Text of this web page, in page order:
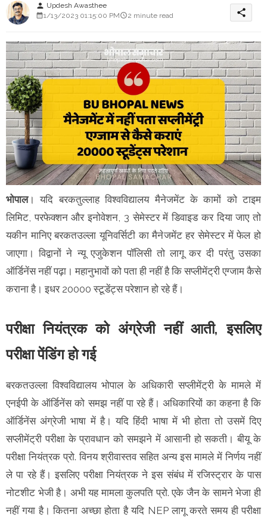
person Updesh Awasthee
1/13/2023 01:15:00 PM
2 minute read share
भोपाल। यदि बरकतुल्लाह विश्वविद्यालय मैनेजमेंट के कामों को टाइम
लिमिट, परफेक्शन और इनोवेशन, 3 सेमेस्टर में डिवाइड कर दिया जाए तो
यकीन मानिए बरकतउल्ला यूनिवर्सिटी का मैनेजमेंट हर सेमेस्टर में फेल हो
जाएगा। विद्वानों ने न्यू एजुकेशन पॉलिसी तो लागू कर दी परंतु उसका
ऑर्डिनेंस नहीं पढ़ा। महानुभावों को पता ही नहीं है कि सप्लीमेंट्री एग्जाम कैसे
कराना है। इधर 20000 स्टूडेंट्स परेशान हो रहे हैं।
परीक्षा नियंत्रक को अंग्रेजी नहीं आती, इसलिए
परीक्षा पेंडिंग हो गई
बरकतउल्ला विश्वविद्यालय भोपाल के अधिकारी सप्लीमेंट्री के मामले में
एनईपी के ऑर्डिनेंस को समझ नहीं पा रहे हैं। अधिकारियों का कहना है कि
ऑर्डिनेंस अंग्रेजी भाषा में है। यदि हिंदी भाषा में भी होता तो उसमें दिए
सप्लीमेंट्री परीक्षा के प्रावधान को समझने में आसानी हो सकती। बीयू के
परीक्षा नियंत्रक प्रो. विनय श्रीवास्तव सहित अन्य इस मामले में निर्णय नहीं
ले पा रहे हैं। इसलिए परीक्षा नियंत्रक ने इस संबंध में रजिस्ट्रार के पास
नोटशीट भेजी है। अभी यह मामला कुलपति प्रो. एके जैन के सामने भेजा ही
नहीं गया है। कितना अच्छा होता है यदि NEP लागू करते समय ही परीक्षा